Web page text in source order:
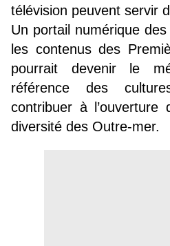
télévision peuvent servir
Un portail numérique
les contenus des
pourrait devenir le
référence des
contribuer à l’ouverture
diversité des Outre-mer.